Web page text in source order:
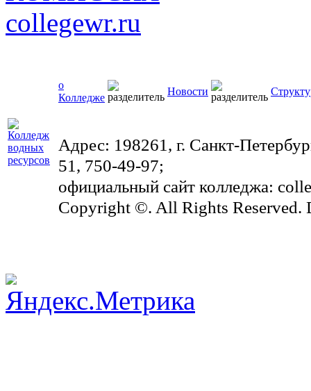
о
Колледже
Новости
Адрес: 198261, г. Санкт-
51, 750-49-97;
официальный сайт колледжа:
Copyright ©. All Rights Reserved.